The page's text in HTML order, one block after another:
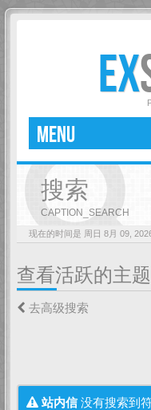
EX
MENU
搜索
CAPTION_SEARCH
现在的时间是 周日 8月 09,
查看活跃的主题
去高级搜索
站内信没有搜索到符